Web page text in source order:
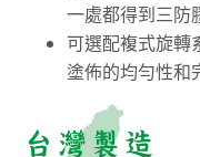
一處都得到三防
可選配複式旋轉
塗佈的均勻性和